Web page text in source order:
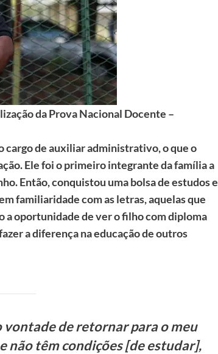
da Prova Nacional Docente –
cargo de auxiliar administrativo, o que o
Ele foi o primeiro integrante da família a
Então, conquistou uma bolsa de estudos e
familiaridade com as letras, aquelas que
a oportunidade de ver o filho com diploma
a diferença na educação de outros
vontade de retornar para o meu
não têm condições [de estudar],